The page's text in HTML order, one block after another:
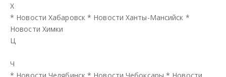
Х
* Новости Хабаровск * Новости Ханты-Мансийск *
Новости Химки
Ц
Ч
* Новости Челябинск * Новости Чебоксары * Новости